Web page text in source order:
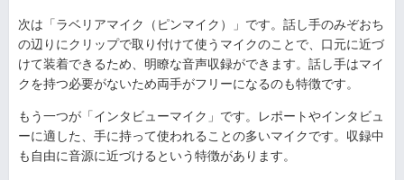
次は「ラベリアマイク（ピンマイク）」です。話し手のみぞおち
の辺りにクリップで取り付けて使うマイクのことで、口元に近づ
けて装着できるため、明瞭な音声収録ができます。話し手はマイ
クを持つ必要がないため両手がフリーになるのも特徴です。
もう一つが「インタビューマイク」です。レポートやインタビュ
ーに適した、手に持って使われることの多いマイクです。収録中
も自由に音源に近づけるという特徴があります。